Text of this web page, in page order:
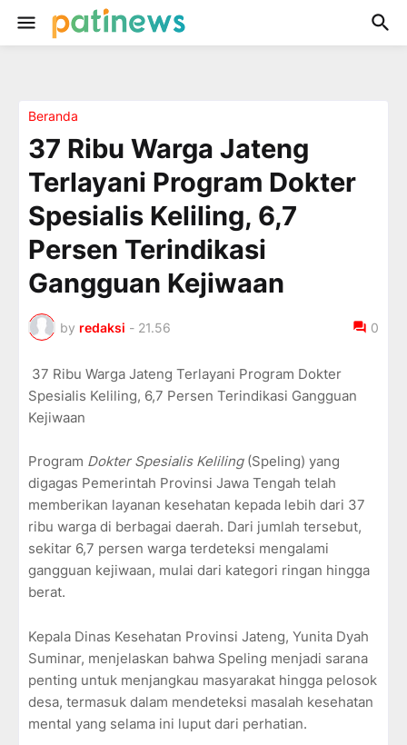
Beranda
37 Ribu Warga Jateng
Terlayani Program Dokter
Spesialis Keliling, 6,7
Persen Terindikasi
Gangguan Kejiwaan
by redaksi - 21.56 0
37 Ribu Warga Jateng Terlayani Program Dokter
Spesialis Keliling, 6,7 Persen Terindikasi Gangguan
Kejiwaan
Program Dokter Spesialis Keliling(Speling) yang
digagas Pemerintah Provinsi Jawa Tengah telah
memberikan layanan kesehatan kepada lebih dari 37
ribu warga di berbagai daerah. Dari jumlah tersebut,
sekitar 6,7 persen warga terdeteksi mengalami
gangguan kejiwaan, mulai dari kategori ringan hingga
berat.
Kepala Dinas Kesehatan Provinsi Jateng, Yunita Dyah
Suminar, menjelaskan bahwa Speling menjadi sarana
penting untuk menjangkau masyarakat hingga pelosok
desa, termasuk dalam mendeteksi masalah kesehatan
mental yang selama ini luput dari perhatian.